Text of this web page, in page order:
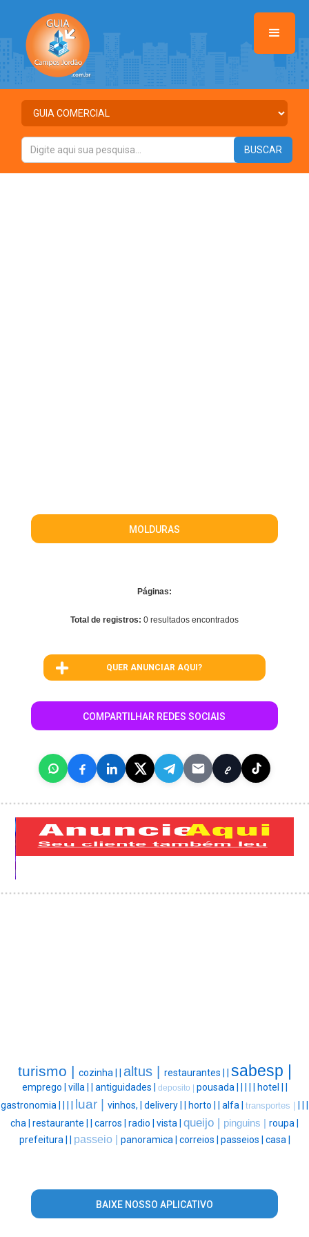
MOLDURAS
Páginas:
Total de registros: 0 resultados encontrados
QUER ANUNCIAR AQUI?
COMPARTILHAR REDES SOCIAIS
turismo | cozinha | | altus | restaurantes | | sabesp |
emprego | villa | | antiguidades | deposito | pousada | | | | | hotel | |
gastronomia | | | | luar | vinhos, | delivery | | horto | | alfa | transportes | | | |
cha | restaurante | | carros | radio | vista | queijo | pinguins | roupa |
prefeitura | | passeio | panoramica | correios | passeios | casa |
BAIXE NOSSO APLICATIVO